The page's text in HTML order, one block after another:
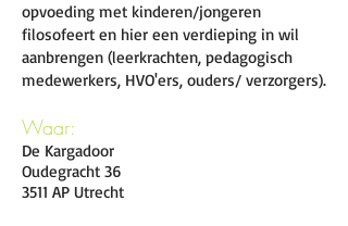
opvoeding met kinderen/jongeren
filosofeert en hier een verdieping in wil
aanbrengen (leerkrachten, pedagogisch
medewerkers, HVO'ers, ouders/ verzorgers).
Waar:
De Kargadoor
Oudegracht 36
3511 AP Utrecht